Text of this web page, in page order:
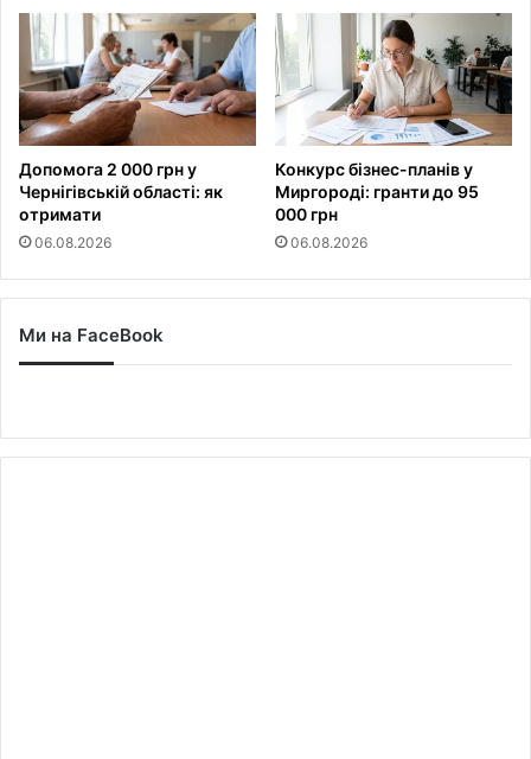
Допомога 2 000 грн у
Чернігівській області: як
отримати
06.08.2026
Конкурс бізнес-планів у
Миргороді: гранти до 95
000 грн
06.08.2026
Ми на FaceBook